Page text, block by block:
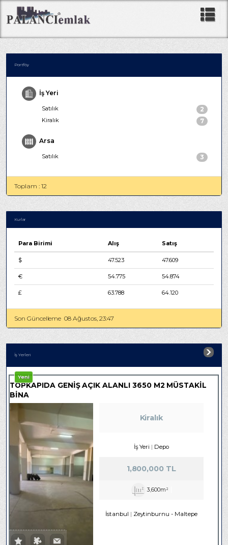
Portföy
İş Yeri
Satılık 2
Kiralık 7
Arsa
Satılık 3
Toplam : 12
Kurlar
Para Birimi Alış Satış
$ 47.523 47.609
€ 54.775 54.874
£ 63.788 64.120
Son Güncelleme 08 Ağustos, 23:47
İş Yerleri
TOPKAPIDA GENİŞ AÇIK ALANLI 3650 M2 MÜSTAKİL
BİNA
Yeni
Kiralık
İş Yeri Depo
1,800,000 TL
3,600m²
İstanbul Zeytinburnu - Maltepe